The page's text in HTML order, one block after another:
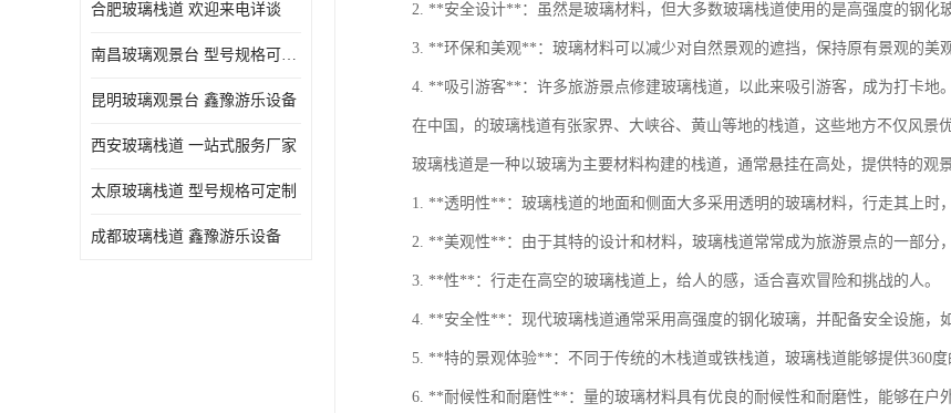
合肥玻璃栈道 欢迎来电详谈
南昌玻璃观景台 型号规格可定制
昆明玻璃观景台 鑫豫游乐设备
西安玻璃栈道 一站式服务厂家
太原玻璃栈道 型号规格可定制
成都玻璃栈道 鑫豫游乐设备
2. **安全设计**：虽然是玻璃材料，但大多数玻璃栈道使用的是高强度的钢化
3. **环保和美观**：玻璃材料可以减少对自然景观的遮挡，保持原有景观的美
4. **吸引游客**：许多旅游景点修建玻璃栈道，以此来吸引游客，成为打卡地。
在中国，的玻璃栈道有张家界、大峡谷、黄山等地的栈道，这些地方不仅风景
玻璃栈道是一种以玻璃为主要材料构建的栈道，通常悬挂在高处，提供特的观
1. **透明性**：玻璃栈道的地面和侧面大多采用透明的玻璃材料，行走其上时
2. **美观性**：由于其特的设计和材料，玻璃栈道常常成为旅游景点的一部分
3. **性**：行走在高空的玻璃栈道上，给人的感，适合喜欢冒险和挑战的人。
4. **安全性**：现代玻璃栈道通常采用高强度的钢化玻璃，并配备安全设施，
5. **特的景观体验**：不同于传统的木栈道或铁栈道，玻璃栈道能够提供360度
6. **耐候性和耐磨性**：量的玻璃材料具有优良的耐候性和耐磨性，能够在户